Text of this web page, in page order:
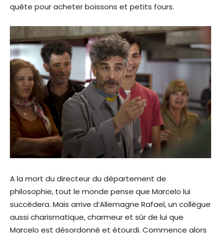
quête pour acheter boissons et petits fours.
A la mort du directeur du département de
philosophie, tout le monde pense que Marcelo lui
succédera. Mais arrive d’Allemagne Rafael, un collègue
aussi charismatique, charmeur et sûr de lui que
Marcelo est désordonné et étourdi. Commence alors